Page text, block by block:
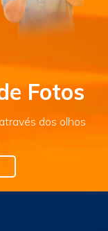
Fotos
dos olhos